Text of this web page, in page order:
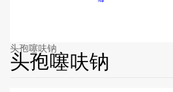
头孢噻呋钠
头孢噻呋钠